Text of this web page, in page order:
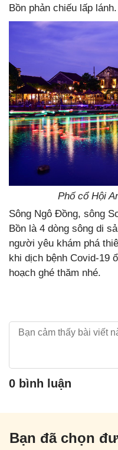
Bồn phản chiếu lấp lánh.
Phố cổ Hội
Sông Ngô Đồng, sông
Bồn là 4 dòng sông di
người yêu khám phá
khi dịch bệnh Covid-19
hoạch ghé thăm nhé.
0 bình luận
Bạn đã chọn